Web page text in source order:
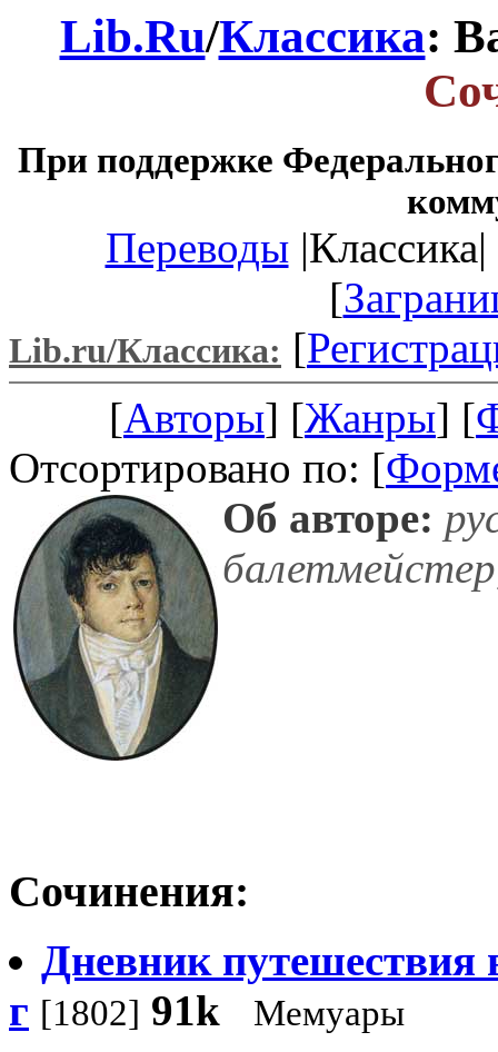
Lib.Ru/Классика:
При поддержке
Переводы
[
Lib.ru/Классика: [
[Авторы] [Жанры] [
Отсортировано по: [
Об авторе:
Сочинения:
Дневник путешествия
г [1802] 91k Мемуары